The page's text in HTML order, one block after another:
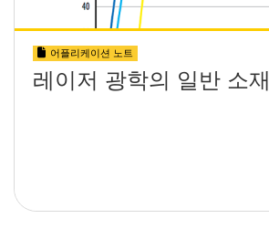
어플리케이션 노트
레이저 광학의 일반 소재